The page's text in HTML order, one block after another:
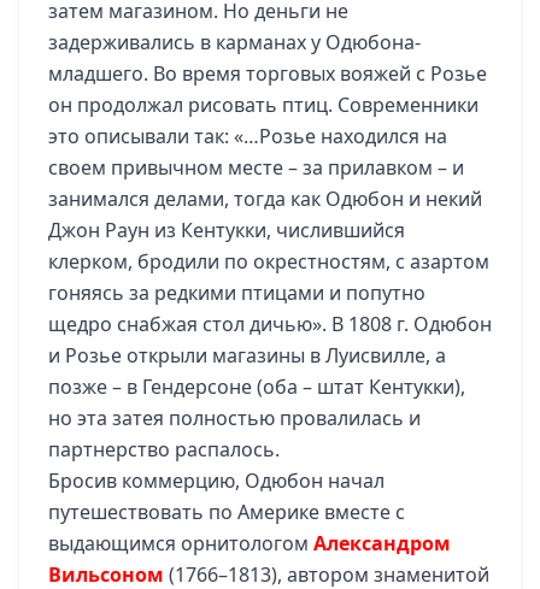
затем магазином. Но деньги не
задерживались в карманах у Одюбона-
младшего. Во время торговых вояжей с Розье
он продолжал рисовать птиц. Современники
это описывали так: «…Розье находился на
своем привычном месте – за прилавком – и
занимался делами, тогда как Одюбон и некий
Джон Раун из Кентукки, числившийся
клерком, бродили по окрестностям, с азартом
гоняясь за редкими птицами и попутно
щедро снабжая стол дичью». В 1808 г. Одюбон
и Розье открыли магазины в Луисвилле, а
позже – в Гендерсоне (оба – штат Кентукки),
но эта затея полностью провалилась и
партнерство распалось.
Бросив коммерцию, Одюбон начал
путешествовать по Америке вместе с
выдающимся орнитологом Александром
Вильсоном (1766–1813), автором знаменитой